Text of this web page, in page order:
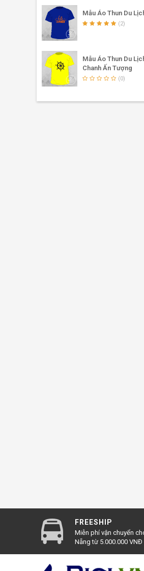
Mẫu Áo Thun Du
(2)
Mẫu Áo Thun Du
Chanh Ấn Tượng
(0)
FREESHIP
Miễn phí vận chuyển
Nẵng từ 5.000.000 VNĐ